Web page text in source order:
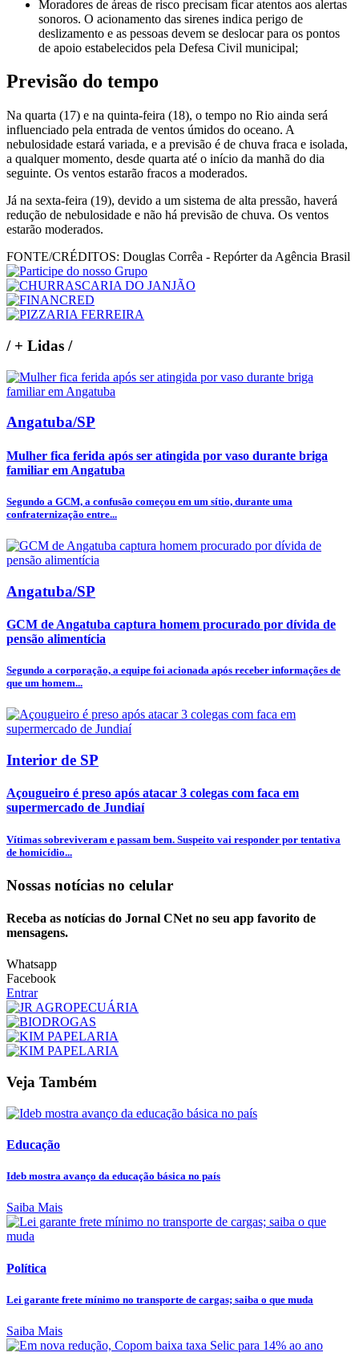
Moradores de áreas de risco precisam ficar atentos aos alertas
sonoros. O acionamento das sirenes indica perigo de
deslizamento e as pessoas devem se deslocar para os pontos
de apoio estabelecidos pela Defesa Civil municipal;
Previsão do tempo
Na quarta (17) e na quinta-feira (18), o tempo no Rio ainda será
influenciado pela entrada de ventos úmidos do oceano. A
nebulosidade estará variada, e a previsão é de chuva fraca e isolada,
a qualquer momento, desde quarta até o início da manhã do dia
seguinte. Os ventos estarão fracos a moderados.
Já na sexta-feira (19), devido a um sistema de alta pressão, haverá
redução de nebulosidade e não há previsão de chuva. Os ventos
estarão moderados.
FONTE/CRÉDITOS: Douglas Corrêa - Repórter da Agência Brasil
/+ Lidas /
Angatuba/SP
Mulher fica ferida após ser atingida por vaso durante briga
familiar em Angatuba
Segundo a GCM, a confusão começou em um sítio, durante uma
confraternização entre...
Angatuba/SP
GCM de Angatuba captura homem procurado por dívida de
pensão alimentícia
Segundo a corporação, a equipe foi acionada após receber informações de
que um homem...
Interior de SP
Açougueiro é preso após atacar 3 colegas com faca em
supermercado de Jundiaí
Vítimas sobreviveram e passam bem. Suspeito vai responder por tentativa
de homicídio...
Nossas notícias no celular
Receba as notícias do Jornal CNet no seu app favorito de
mensagens.
Whatsapp
Facebook
Entrar
Veja Também
Educação
Ideb mostra avanço da educação básica no país
Saiba Mais
Política
Lei garante frete mínimo no transporte de cargas; saiba o que muda
Saiba Mais